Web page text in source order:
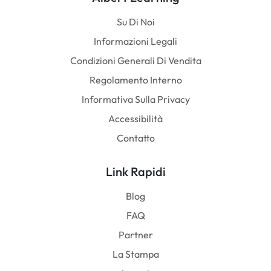
Su Di Noi
Informazioni Legali
Condizioni Generali Di Vendita
Regolamento Interno
Informativa Sulla Privacy
Accessibilità
Contatto
Link Rapidi
Blog
FAQ
Partner
La Stampa